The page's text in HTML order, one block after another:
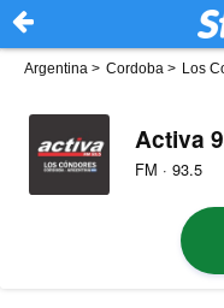
Argentina > Cordoba > Los
Activa
FM · 93.5